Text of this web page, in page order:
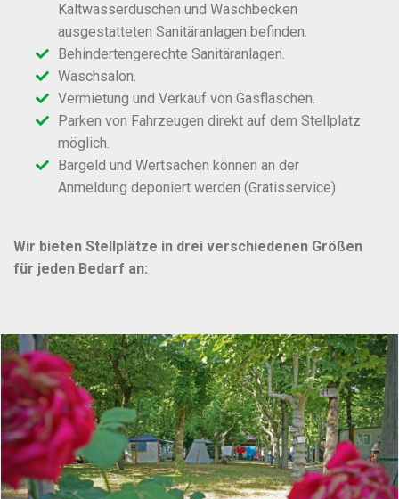
Kaltwasserduschen und Waschbecken
ausgestatteten Sanitäranlagen befinden.
Behindertengerechte Sanitäranlagen.
Waschsalon.
Vermietung und Verkauf von Gasflaschen.
Parken von Fahrzeugen direkt auf dem Stellplatz
möglich.
Bargeld und Wertsachen können an der
Anmeldung deponiert werden (Gratisservice)
Wir bieten Stellplätze in drei verschiedenen Größen
für jeden Bedarf an: